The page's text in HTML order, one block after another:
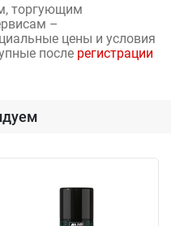
торгующим
–
цены и условия
после регистрации